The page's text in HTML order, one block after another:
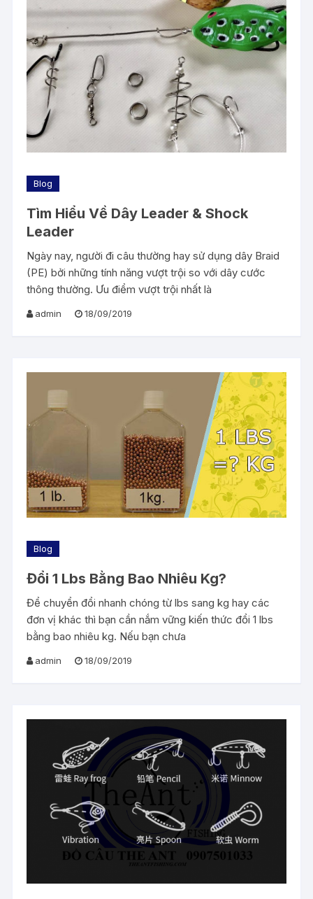
Blog
Tìm Hiểu Về Dây Leader & Shock
Leader
Ngày nay, người đi câu thường hay sử dụng dây Braid
(PE) bởi những tính năng vượt trội so với dây cước
thông thường. Ưu điểm vượt trội nhất là
admin 18/09/2019
Blog
Đổi 1 Lbs Bằng Bao Nhiêu Kg?
Để chuyển đổi nhanh chóng từ lbs sang kg hay các
đơn vị khác thì bạn cần nắm vững kiến thức đổi 1 lbs
bằng bao nhiêu kg. Nếu bạn chưa
admin 18/09/2019